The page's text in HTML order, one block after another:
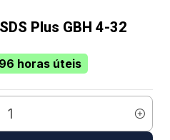
Plus GBH 4-32
horas úteis